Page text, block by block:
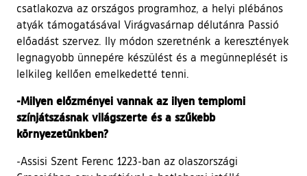
csatlakozva az országos programhoz, a helyi plébános
atyák támogatásával Virágvasárnap délutánra Passió
előadást szervez. Ily módon szeretnénk a keresztények
legnagyobb ünnepére készülést és a megünneplését is
lelkileg kellően emelkedetté tenni.
-Milyen előzményei vannak az ilyen templomi
színjátszásnak világszerte és a szűkebb
környezetünkben?
-Assisi Szent Ferenc 1223-ban az olaszországi